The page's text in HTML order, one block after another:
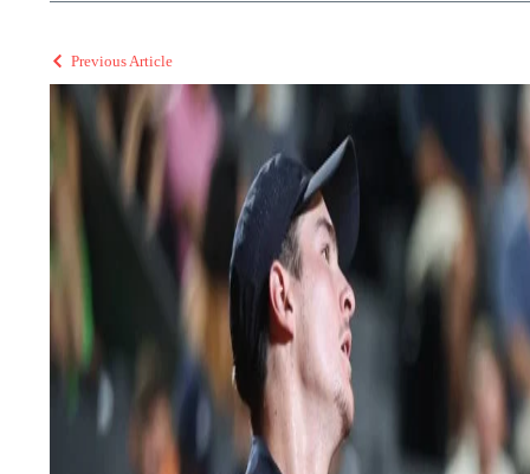
Previous Article